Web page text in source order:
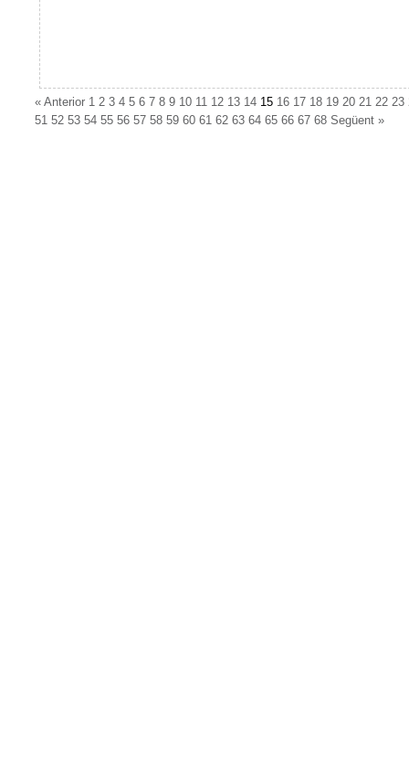
« Anterior 1 2 3 4 5 6 7 8 9 10 11 12 13 1415 16 17 18 19 20 21 22 23
51 52 53 54 55 56 57 58 59 60 61 62 63 64 65 66 67 68 Següent »